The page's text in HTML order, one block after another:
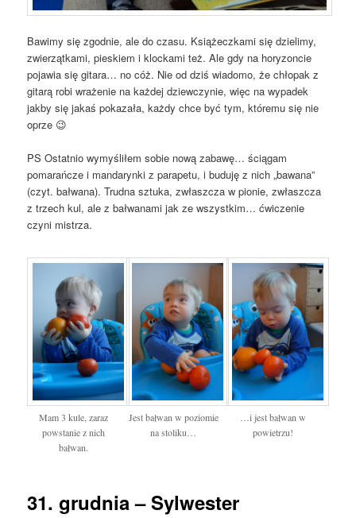
Bawimy się zgodnie, ale do czasu. Książeczkami się dzielimy,
zwierzątkami, pieskiem i klockami też. Ale gdy na horyzoncie
pojawia się gitara… no cóż. Nie od dziś wiadomo, że chłopak z
gitarą robi wrażenie na każdej dziewczynie, więc na wypadek
jakby się jakaś pokazała, każdy chce być tym, któremu się nie
oprze 😉
PS Ostatnio wymyśliłem sobie nową zabawę… ściągam
pomarańcze i mandarynki z parapetu, i buduję z nich „bawana”
(czyt. bałwana). Trudna sztuka, zwłaszcza w pionie, zwłaszcza
z trzech kul, ale z bałwanami jak ze wszystkim… ćwiczenie
czyni mistrza.
Mam 3 kule, zaraz
powstanie z nich
bałwan.
Jest bałwan w poziomie
na stoliku…
…i jest bałwan w
powietrzu!
31. grudnia – Sylwester